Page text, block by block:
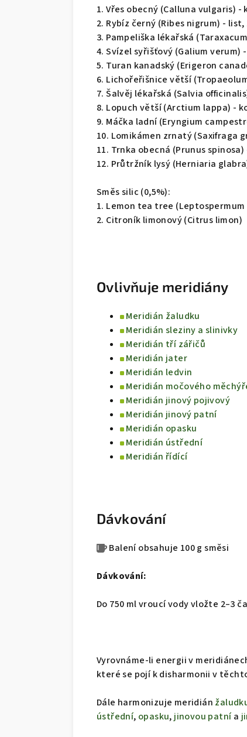
1. Vřes obecný (Calluna vulgaris) -
2. Rybíz černý (Ribes nigrum) - list,
3. Pampeliška lékařská
4. Svízel syřišťový (Galium verum)
5. Turan kanadský (Erigeron
6. Lichořeřišnice větší
7. Šalvěj lékařská (Salvia
8. Lopuch větší (Arctium lappa) -
9. Máčka ladní (Eryngium
10. Lomikámen zrnatý (Saxifraga
11. Trnka obecná (Prunus
12. Průtržník lysý (Herniaria
Směs silic (0,5%):
1. Lemon tea tree
2. Citroník limonový (Citrus limon)
Ovlivňuje meridiány
Meridián žaludku
Meridián sleziny a slinivky
Meridián tří zářičů
Meridián jater
Meridián ledvin
Meridián močového
Meridián jinový pojivový
Meridián jinový patní
Meridián opasku
Meridián ústřední
Meridián řídící
Dávkování
Balení obsahuje 100 g směsi
Dávkování:
Do 750 ml vroucí vody vložte 2–3
Vyrovnáme-li energii v
které se pojí k disharmonii v
Dále harmonizuje meridián
ústřední, opasku, jinovou patnía